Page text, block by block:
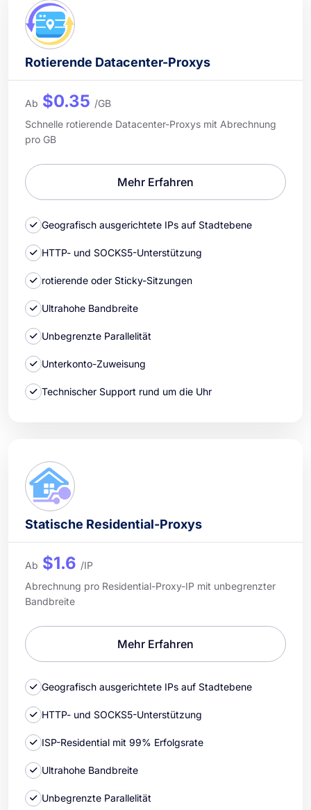
Rotierende Datacenter-Proxys
Ab $0.35 /GB
Schnelle rotierende Datacenter-Proxys mit Abrechnung
pro GB
Mehr Erfahren
Geografisch ausgerichtete IPs auf Stadtebene
HTTP- und SOCKS5-Unterstützung
rotierende oder Sticky-Sitzungen
Ultrahohe Bandbreite
Unbegrenzte Parallelität
Unterkonto-Zuweisung
Technischer Support rund um die Uhr
Statische Residential-Proxys
Ab $1.6 /IP
Abrechnung pro Residential-Proxy-IP mit unbegrenzter
Bandbreite
Mehr Erfahren
Geografisch ausgerichtete IPs auf Stadtebene
HTTP- und SOCKS5-Unterstützung
ISP-Residential mit 99% Erfolgsrate
Ultrahohe Bandbreite
Unbegrenzte Parallelität